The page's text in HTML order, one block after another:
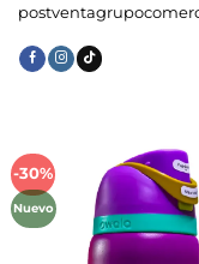
-30%
Nuevo